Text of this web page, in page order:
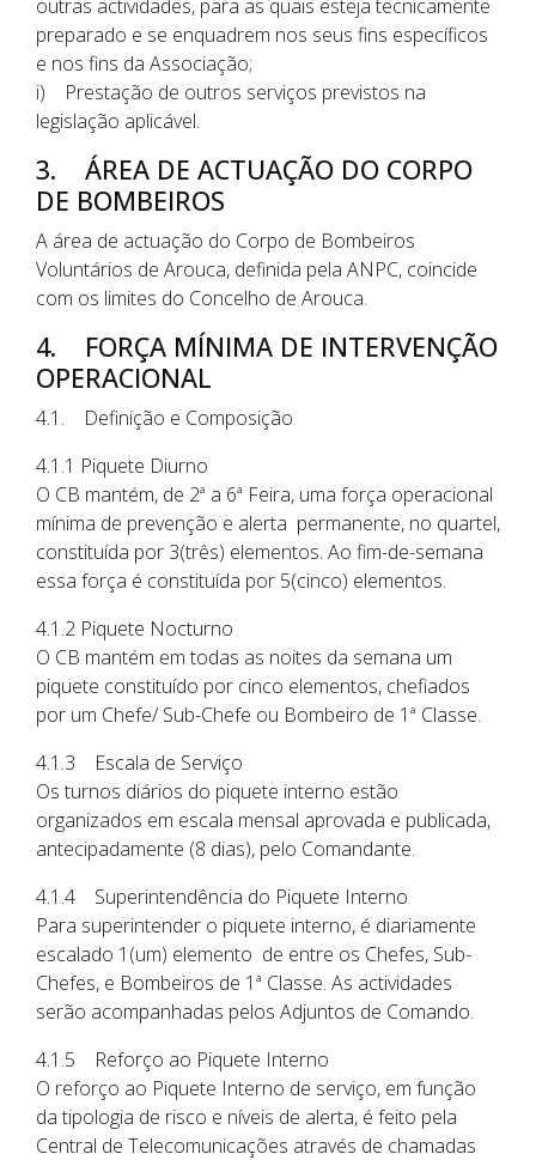
outras actividades, para as quais esteja tecnicamente
preparado e se enquadrem nos seus fins específicos
e nos fins da Associação;
i) Prestação de outros serviços previstos na
legislação aplicável.
3. ÁREA DE ACTUAÇÃO DO CORPO
DE BOMBEIROS
A área de actuação do Corpo de Bombeiros
Voluntários de Arouca, definida pela ANPC, coincide
com os limites do Concelho de Arouca.
4. FORÇA MÍNIMA DE INTERVENÇÃO
OPERACIONAL
4.1. Definição e Composição
4.1.1 Piquete Diurno
O CB mantém, de 2ª a 6ª Feira, uma força operacional
mínima de prevenção e alerta permanente, no quartel,
constituída por 3(três) elementos. Ao fim-de-semana
essa força é constituída por 5(cinco) elementos.
4.1.2 Piquete Nocturno
O CB mantém em todas as noites da semana um
piquete constituído por cinco elementos, chefiados
por um Chefe/ Sub-Chefe ou Bombeiro de 1ª Classe.
4.1.3 Escala de Serviço
Os turnos diários do piquete interno estão
organizados em escala mensal aprovada e publicada,
antecipadamente (8 dias), pelo Comandante.
4.1.4 Superintendência do Piquete Interno
Para superintender o piquete interno, é diariamente
escalado 1(um) elemento de entre os Chefes, Sub-
Chefes, e Bombeiros de 1ª Classe. As actividades
serão acompanhadas pelos Adjuntos de Comando.
4.1.5 Reforço ao Piquete Interno
O reforço ao Piquete Interno de serviço, em função
da tipologia de risco e níveis de alerta, é feito pela
Central de Telecomunicações através de chamadas